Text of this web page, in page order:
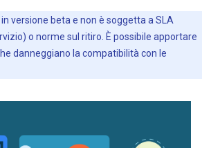
versione beta e non è soggetta a SLA
o norme sul ritiro. È possibile apportare
danneggiano la compatibilità con le